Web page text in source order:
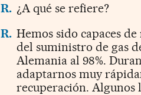
R. ¿A qué se refiere?
R. Hemos sido capaces
del suministro de gas
Alemania al 98%.
adaptarnos muy
recuperación. Algunos